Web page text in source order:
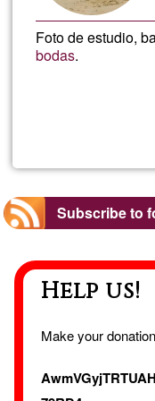
Foto de estudio,
bodas.
Subscribe to
Help us!
Make your